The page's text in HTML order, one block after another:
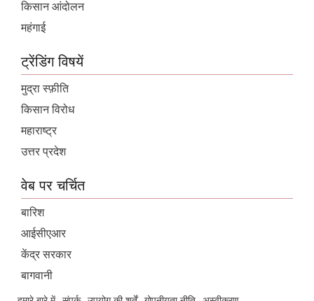
किसान आंदोलन
महंगाई
ट्रेंडिंग विषयें
मुद्रा स्फ़ीति
किसान विरोध
महाराष्ट्र
उत्तर प्रदेश
वेब पर चर्चित
बारिश
आईसीएआर
केंद्र सरकार
बागवानी